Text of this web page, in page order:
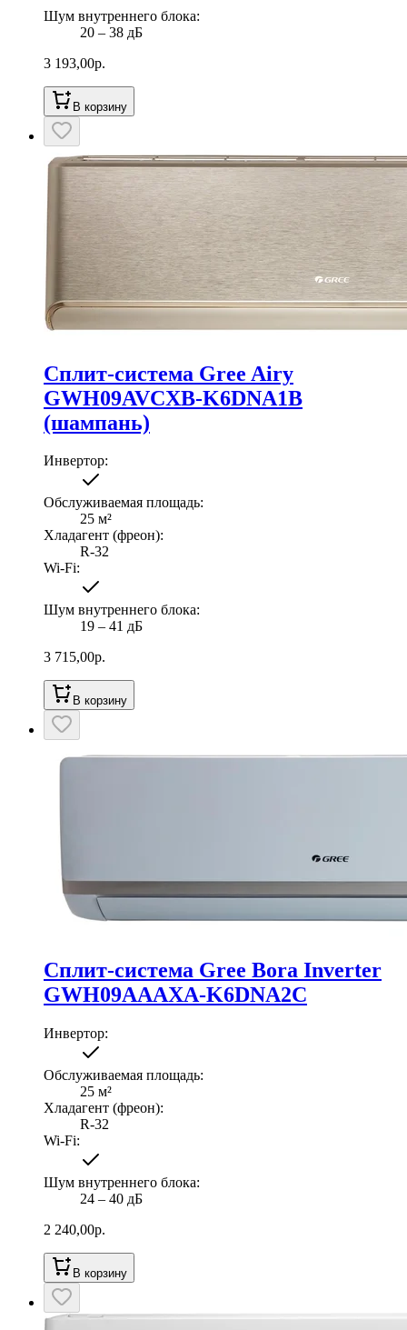
Шум внутреннего блока:
20 ‒ 38 дБ
3 193,00р.
В корзину
Сплит-система Gree Airy
GWH09AVCXB-K6DNA1B
(шампань)
Инвертор:
Обслуживаемая площадь:
25 м²
Хладагент (фреон):
R-32
Wi-Fi:
Шум внутреннего блока:
19 ‒ 41 дБ
3 715,00р.
В корзину
Сплит-система Gree Bora Inverter
GWH09AAAXA-K6DNA2C
Инвертор:
Обслуживаемая площадь:
25 м²
Хладагент (фреон):
R-32
Wi-Fi:
Шум внутреннего блока:
24 ‒ 40 дБ
2 240,00р.
В корзину